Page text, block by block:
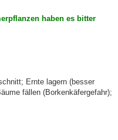
haben es bitter
Ernte lagern (besser
fällen (Borkenkäfergefahr);